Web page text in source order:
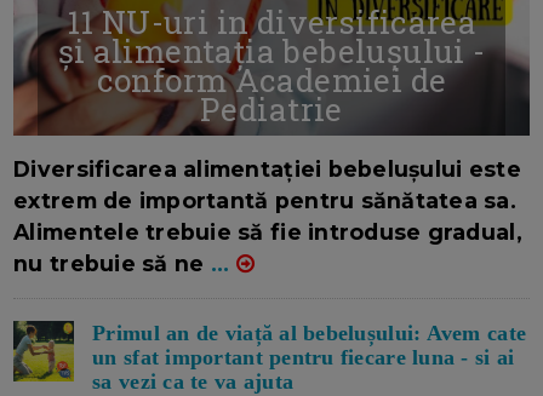
11 NU-uri in diversificarea
și alimentația bebelușului -
conform Academiei de
Pediatrie
Diversificarea alimentației bebelușului este
extrem de importantă pentru sănătatea sa.
Alimentele trebuie să fie introduse gradual,
nu trebuie să ne ...
Primul an de viață al bebelușului: Avem cate
un sfat important pentru fiecare luna - si ai
sa vezi ca te va ajuta